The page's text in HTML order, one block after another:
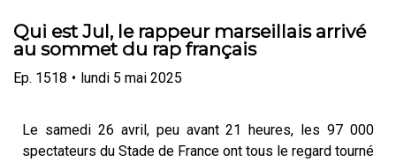
Qui est Jul, le rappeur marseillais arrivé
au sommet du rap français
Ep. 1518 • lundi 5 mai 2025
Le samedi 26 avril, peu avant 21 heures, les 97 000
spectateurs du Stade de France ont tous le regard tourné